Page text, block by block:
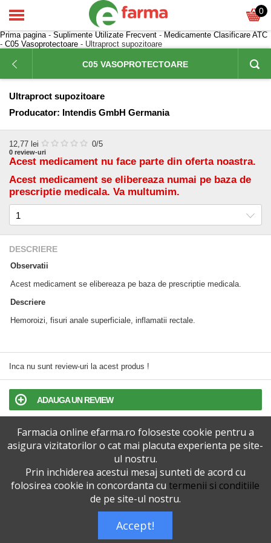
0
Prima pagina- Suplimente Utilizate Frecvent - Medicamente Clasificare ATC
- C05 Vasoprotectoare - Ultraproct supozitoare
C05 VASOPROTECTOARE
Ultraproct supozitoare
Producator: Intendis GmbH Germania
12,77 lei 0/5
0 review-uri
Acest medicament nu face parte din oferta noastra.
Acest medicament se elibereaza numai pe baza de
prescriptie medicala. Va multumim.
DESCRIERE
Observatii
Acest medicament se elibereaza pe baza de prescriptie medicala.
Descriere
Hemoroizi, fisuri anale superficiale, inflamatii rectale.
Inca nu sunt review-uri la acest produs !
ADAUGA UN REVIEW
TERMENI SI CONDITII
POLITICA DE CONFIDENTIALITATE
VERSIUNEA DESKTOP
Farmacia online efarma.ro foloseste cookie pentru a
asigura vizitatorilor o cat mai placuta experienta pe site-
ul nostru.
Prin inchiderea acestui mesaj sunteti de acord cu
folosirea cookie in concordanta cu termenii si conditiile
de pe site-ul nostru.
Accept!